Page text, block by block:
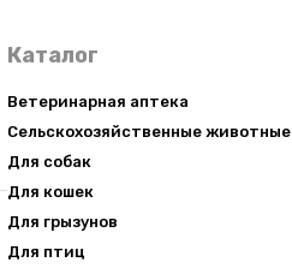
Каталог
Ветеринарная аптека
Сельскохозяйственные животные
Для собак
Для кошек
Для грызунов
Для птиц